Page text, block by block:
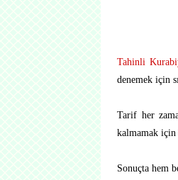
Tahinli
denemek için
Tarif her
kalmamak için
Sonuçta hem